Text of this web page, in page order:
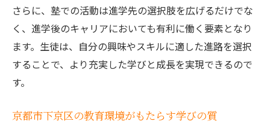
さらに、塾での活動は進学先の選択肢を広げるだけでな
く、進学後のキャリアにおいても有利に働く要素となり
ます。生徒は、自分の興味やスキルに適した進路を選択
することで、より充実した学びと成長を実現できるので
す。
京都市下京区の教育環境がもたらす学びの質